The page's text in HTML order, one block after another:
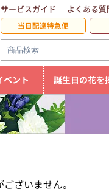
サービスガイド よくある質
当日配達特急便
ベント 誕生日の花を
ざいません。